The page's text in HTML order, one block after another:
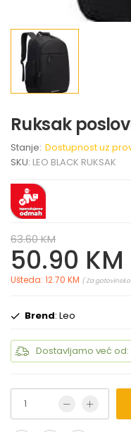
Ruksak
Stanje: Dostupnost uz
SKU: LEO BLACK RUKSAK
63.60 KM
50.90 KM
Ušteda: 12.70 KM ( Za
Brend: Leo
Dostavljamo već od: